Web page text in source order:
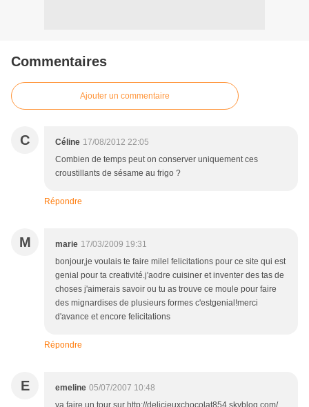
Commentaires
Ajouter un commentaire
C Céline 17/08/2012 22:05
Combien de temps peut on conserver uniquement ces
croustillants de sésame au frigo ?
Répondre
M marie 17/03/2009 19:31
bonjour,je voulais te faire milel felicitations pour ce site qui est
genial pour ta creativité.j'aodre cuisiner et inventer des tas de
choses j'aimerais savoir ou tu as trouve ce moule pour faire
des mignardises de plusieurs formes c'estgenial!merci
d'avance et encore felicitations
Répondre
E emeline 05/07/2007 10:48
va faire un tour sur http://delicieuxchocolat854.skyblog.com/